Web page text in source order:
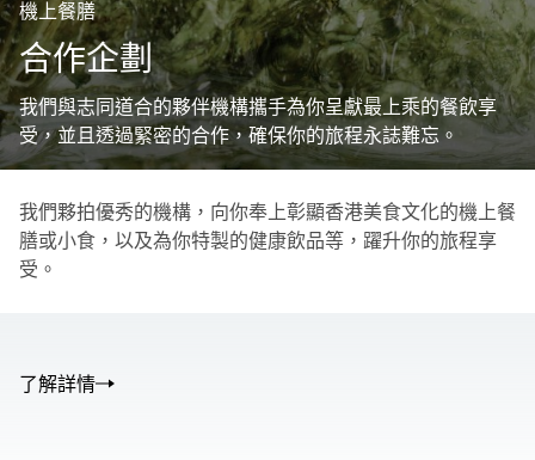
機上餐膳
合作企劃
我們與志同道合的夥伴機構攜手為你呈獻最上乘的餐飲享
受，並且透過緊密的合作，確保你的旅程永誌難忘。
我們夥拍優秀的機構，向你奉上彰顯香港美食文化的機上餐
膳或小食，以及為你特製的健康飲品等，躍升你的旅程享
受。
了解詳情